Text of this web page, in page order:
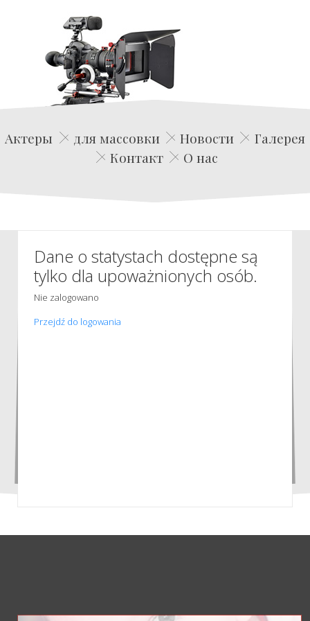
Edwin Film Agencja Aktorska
Актеры для массовки Новости
Галерея
Контакт
О нас
Dane o statystach dostępne są
tylko dla upoważnionych osób.
Nie zalogowano
Przejdź do logowania